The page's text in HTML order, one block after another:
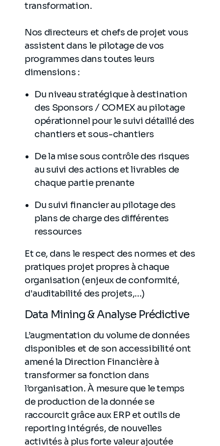
transformation.
Nos directeurs et chefs de projet vous
assistent dans le pilotage de vos
programmes dans toutes leurs
dimensions :
Du niveau stratégique à destination
des Sponsors / COMEX au pilotage
opérationnel pour le suivi détaillé des
chantiers et sous-chantiers
De la mise sous contrôle des risques
au suivi des actions et livrables de
chaque partie prenante
Du suivi financier au pilotage des
plans de charge des différentes
ressources
Et ce, dans le respect des normes et des
pratiques projet propres à chaque
organisation (enjeux de conformité,
d'auditabilité des projets,...)
Data Mining & Analyse Prédictive
L’augmentation du volume de données
disponibles et de son accessibilité ont
amené la Direction Financière à
transformer sa fonction dans
l’organisation. À mesure que le temps
de production de la donnée se
raccourcit grâce aux ERP et outils de
reporting intégrés, de nouvelles
activités à plus forte valeur ajoutée